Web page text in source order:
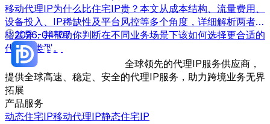
移动代理IP为什么比住宅IP贵？本文从成本结构、流量费用、
设备投入、IP稀缺性及平台风控等多个角度，详细解析两者价
格差异，并帮助你判断在不同业务场景下该如何选择更合适的
代理IP类型。
2026-04-07
全球领先的代理IP服务供应商，
提供全球高速、稳定、安全的代理IP服务，助力跨境业务无界
拓展
产品服务
动态住宅IP移动代理IP静态住宅IP